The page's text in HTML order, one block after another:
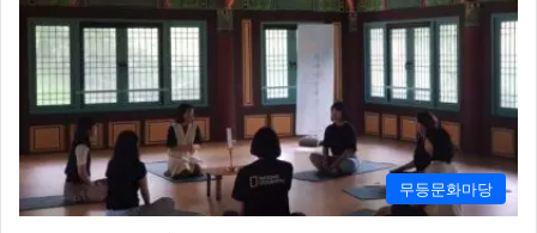
무등문화마당